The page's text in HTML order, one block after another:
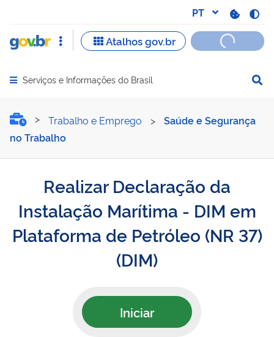
Abrir menu principal de navegação
Serviços e Informações do Brasil
Realizar Declaração da
Trabalho e Emprego >
Saúde e Segurança
no Trabalho
Realizar Declaração da
Instalação Marítima - DIM em
Plataforma de Petróleo (NR 37)
(DIM)
Iniciar